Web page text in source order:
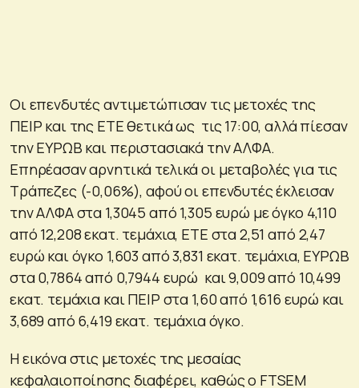
Οι επενδυτές αντιμετώπισαν τις μετοχές της
ΠΕΙΡ και της ΕΤΕ θετικά ως τις 17:00, αλλά πίεσαν
την ΕΥΡΩΒ και περιστασιακά την ΑΛΦΑ.
Επηρέασαν αρνητικά τελικά οι μεταβολές για τις
Τράπεζες (-0,06%), αφού οι επενδυτές έκλεισαν
την ΑΛΦΑ στα 1,3045 από 1,305 ευρώ με όγκο 4,110
από 12,208 εκατ. τεμάχια, ΕΤΕ στα 2,51 από 2,47
ευρώ και όγκο 1,603 από 3,831 εκατ. τεμάχια, ΕΥΡΩΒ
στα 0,7864 από 0,7944 ευρώ και 9,009 από 10,499
εκατ. τεμάχια και ΠΕΙΡ στα 1,60 από 1,616 ευρώ και
3,689 από 6,419 εκατ. τεμάχια όγκο.
Η εικόνα στις μετοχές της μεσαίας
κεφαλαιοποίησης διαφέρει, καθώς ο FTSEM